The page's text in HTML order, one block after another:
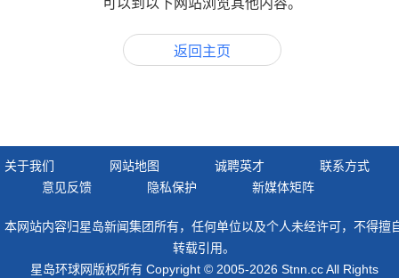
可以到以下网站浏览其他内容。
返回主页
关于我们 网站地图 诚聘英才
联系方式
意见反馈
隐私保护 新媒体矩阵
本网站内容归星岛新闻集团所有，任何单位以及个人未经许可，不得擅
转载引用。
星岛环球网版权所有 Copyright © 2005-2026 Stnn.cc All Rights